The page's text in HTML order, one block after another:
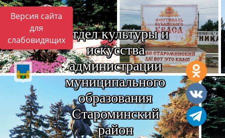
Версия сайта
для
слабовидящих Отдел культуры и
искусства
администрации
муниципального
образования
Староминский
район